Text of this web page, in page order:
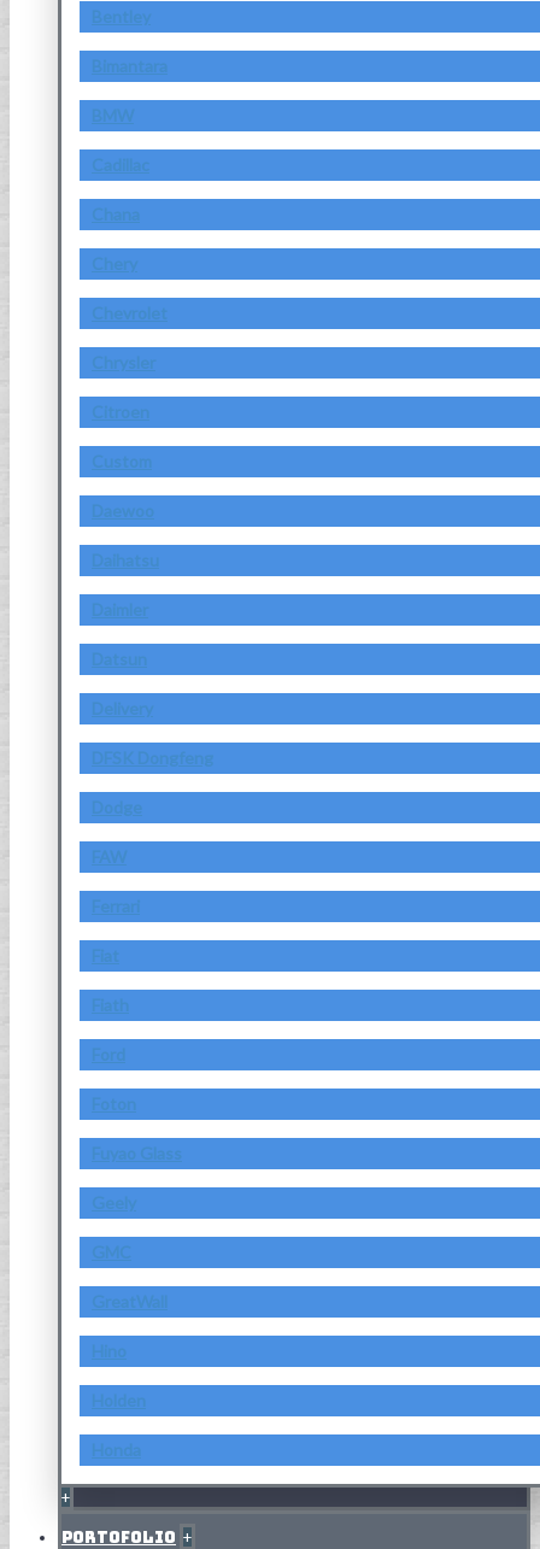
Bentley
Bimantara
BMW
Cadillac
Chana
Chery
Chevrolet
Chrysler
Citroen
Custom
Daewoo
Daihatsu
Daimler
Datsun
Delivery
DFSK Dongfeng
Dodge
FAW
Ferrari
Fiat
Fiath
Ford
Foton
Fuyao Glass
Geely
GMC
GreatWall
Hino
Holden
Honda
+
Portofolio +